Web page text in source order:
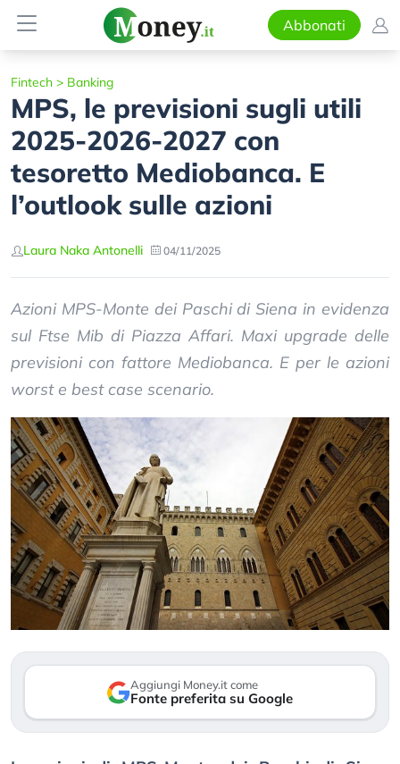
Abbonati
Fintech > Banking
MPS, le previsioni sugli utili
2025-2026-2027 con
tesoretto Mediobanca. E
l’outlook sulle azioni
Laura Naka Antonelli 04/11/2025
Azioni MPS-Monte dei Paschi di Siena in evidenza
sul Ftse Mib di Piazza Affari. Maxi upgrade delle
previsioni con fattore Mediobanca. E per le azioni
worst e best case scenario.
Aggiungi Money.it come
Fonte preferita su Google